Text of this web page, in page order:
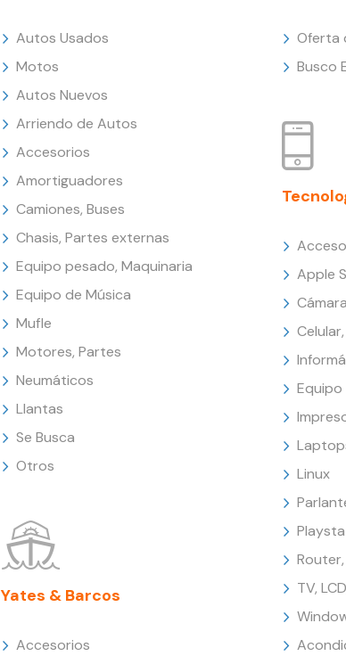
Autos Usados
Motos
Autos Nuevos
Arriendo de Autos
Accesorios
Amortiguadores
Camiones, Buses
Chasis, Partes externas
Equipo pesado, Maquinaria
Equipo de Música
Mufle
Motores, Partes
Neumáticos
Llantas
Se Busca
Otros
Yates & Barcos
Accesorios
Oferta
Busco
Apple
Linux
TV,